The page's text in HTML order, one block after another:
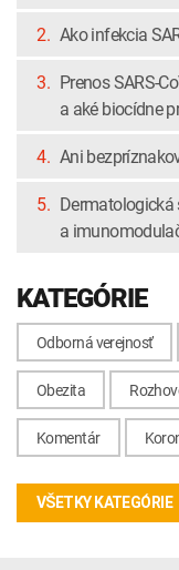
2. Ako infekcia
3. Prenos SARS-
a aké biocídne
4. Ani
5.
a
KATEGÓRIE
Odborná verejnosť
Obezita
Komentár
VŠETKY KATEGÓRIE